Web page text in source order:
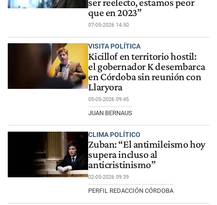
que en 2023”
07-05-2026 14:50
VISITA POLÍTICA
Kicillof en territorio hostil:
el gobernador K desembarca
en Córdoba sin reunión con
Llaryora
05-05-2026 09:45
JUAN BERNAUS
CLIMA POLÍTICO
Zuban: “El antimileismo hoy
supera incluso al
anticristinismo”
02-05-2026 09:39
PERFIL REDACCIÓN CÓRDOBA